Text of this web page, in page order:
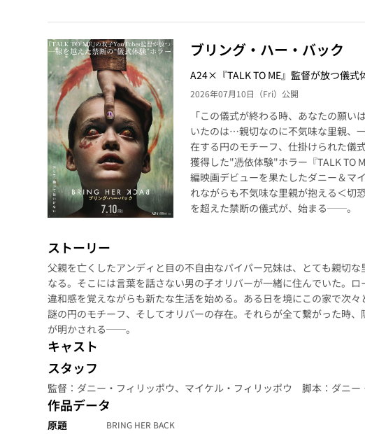
ブリング・ハー・バック
A24×『TALK TO ME』監督が放つ儀式
2026年07月10日（Fri）公開
「この儀式が終わる時、あなたの願
いたのは…親切なのに不気味な里親、
在する円のモチーフ、仕掛けられた儀
獲得した"憑依体験"ホラー『TALK TO
編映画デビューを果たしたダニー＆マ
れながらも不気味な里親が抱える＜切
を超えた禁断の儀式が、始まる──。
ストーリー
父親を亡くしたアンディと目の不自由なパイパー兄妹は、とても親切
なる。そこには言葉を話さない男の子オリバーが一緒に住んでいた。
違和感を覚えながらも新たな生活を始める。ある日を境にこの家で次
謎の円のモチーフ、そしてオリバーの存在。それらが全て繋がった時
が明かされる──。
キャスト
スタッフ
監督：ダニー・フィリッポウ、マイケル・フィリッポウ 脚本：ダニー
作品データ
原題 BRING HER BACK